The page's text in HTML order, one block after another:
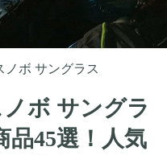
ノボ サングラス
ノボ サングラ
品45選！人気